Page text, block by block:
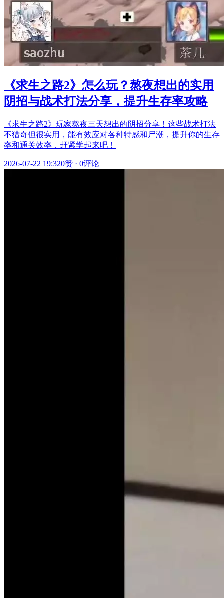
《求生之路2》怎么玩？熬夜想出的实用
阴招与战术打法分享，提升生存率攻略
《求生之路2》玩家熬夜三天想出的阴招分享！这些战术打法
不猎奇但很实用，能有效应对各种特感和尸潮，提升你的生存
率和通关效率，赶紧学起来吧！
2026-07-22 19:320赞 · 0评论